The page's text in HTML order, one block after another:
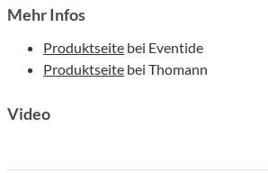
Mehr Infos
Produktseite bei Eventide
Produktseite bei Thomann
Video